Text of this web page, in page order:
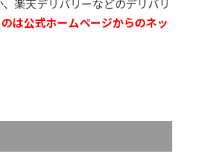
楽天デリバリーなどのデリバリ
は公式ホームページからのネッ